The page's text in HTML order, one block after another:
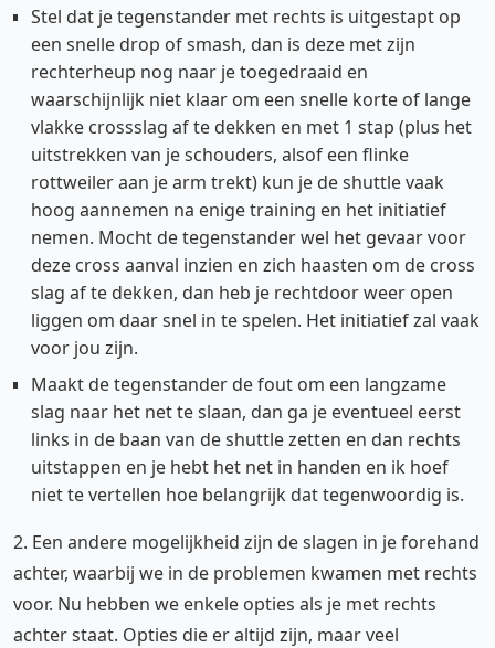
Stel dat je tegenstander met rechts is uitgestapt op
een snelle drop of smash, dan is deze met zijn
rechterheup nog naar je toegedraaid en
waarschijnlijk niet klaar om een snelle korte of lange
vlakke crossslag af te dekken en met 1 stap (plus het
uitstrekken van je schouders, alsof een flinke
rottweiler aan je arm trekt) kun je de shuttle vaak
hoog aannemen na enige training en het initiatief
nemen. Mocht de tegenstander wel het gevaar voor
deze cross aanval inzien en zich haasten om de cross
slag af te dekken, dan heb je rechtdoor weer open
liggen om daar snel in te spelen. Het initiatief zal vaak
voor jou zijn.
Maakt de tegenstander de fout om een langzame
slag naar het net te slaan, dan ga je eventueel eerst
links in de baan van de shuttle zetten en dan rechts
uitstappen en je hebt het net in handen en ik hoef
niet te vertellen hoe belangrijk dat tegenwoordig is.
2. Een andere mogelijkheid zijn de slagen in je forehand
achter, waarbij we in de problemen kwamen met rechts
voor. Nu hebben we enkele opties als je met rechts
achter staat. Opties die er altijd zijn, maar veel